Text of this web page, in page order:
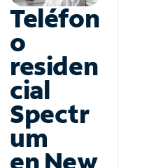
Teléfon
o
residen
cial
Spectr
um
en New